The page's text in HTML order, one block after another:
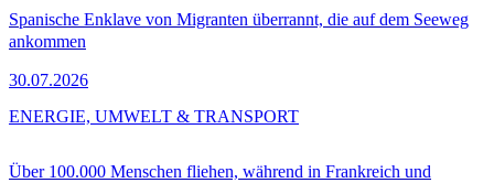
Spanische Enklave von Migranten überrannt, die auf dem Seeweg
ankommen
30.07.2026
Über 100.000 Menschen fliehen, während in Frankreich und
ENERGIE, UMWELT & TRANSPORT